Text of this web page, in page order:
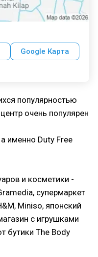
Google Карта
популярностью
очень популярен
именно Duty Free
и косметики -
супермаркет
Miniso, японский
с игрушками
бутики The Body